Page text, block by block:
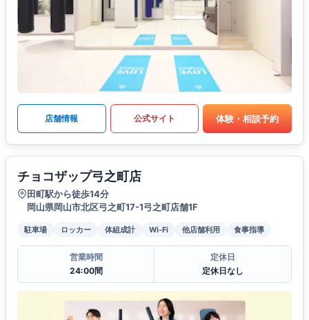
店舗情報 公式サイト 体験・相談予約
チョコザップ弓之町店
田町駅から徒歩14分
岡山県岡山市北区弓之町17-1弓之町店舗1F
駐車場 ロッカー 体組成計 Wi-Fi 他店舗利用 食事指導
営業時間
24:00間
定休日
定休日なし